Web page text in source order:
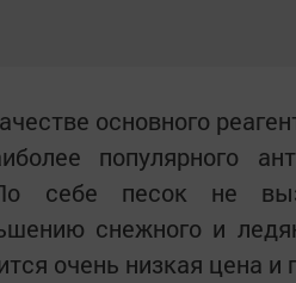
основного
популярного
себе песок не
снежного и
очень низкая цена и